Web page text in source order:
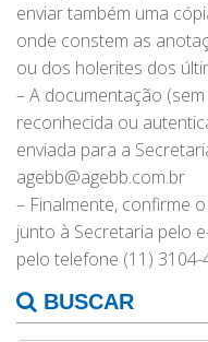
enviar também uma
onde constem as
ou dos holerites dos
– A documentação
reconhecida ou
enviada para a
agebb@agebb.com.br
– Finalmente, confirme
junto à Secretaria pelo
pelo telefone (11) 3104-
BUSCAR